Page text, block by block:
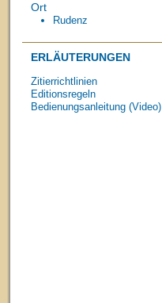
Ort
Rudenz
ERLÄUTERUNGEN
Zitierrichtlinien
Editionsregeln
Bedienungsanleitung (Video)